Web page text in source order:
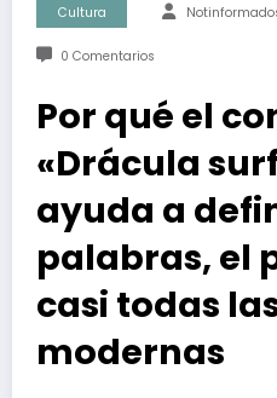
Cultura
0 Comentarios
Por qué el
«Drácula
ayuda a
palabras, el
casi todas
modernas